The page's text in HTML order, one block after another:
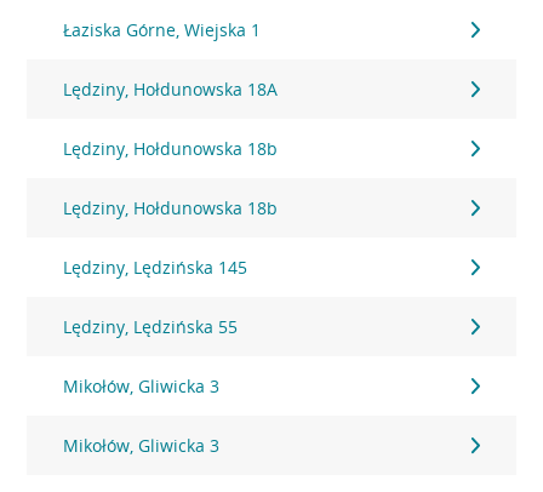
Łaziska Górne, Wiejska 1
Lędziny, Hołdunowska 18A
Lędziny, Hołdunowska 18b
Lędziny, Hołdunowska 18b
Lędziny, Lędzińska 145
Lędziny, Lędzińska 55
Mikołów, Gliwicka 3
Mikołów, Gliwicka 3